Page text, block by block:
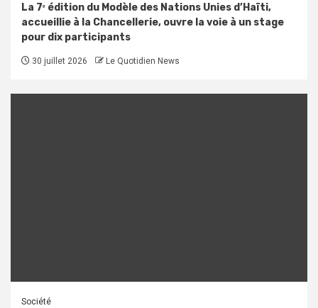
La 7ᵉ édition du Modèle des Nations Unies d’Haïti,
accueillie à la Chancellerie, ouvre la voie à un stage
pour dix participants
30 juillet 2026 Le Quotidien News
Société